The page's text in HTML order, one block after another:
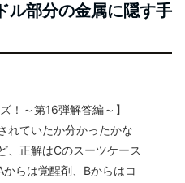
ル部分の金属に隠す手
！～第16弾解答編～】
れていたか分かったかな
、正解はCのスーツケース
らは覚醒剤、Bからはコ